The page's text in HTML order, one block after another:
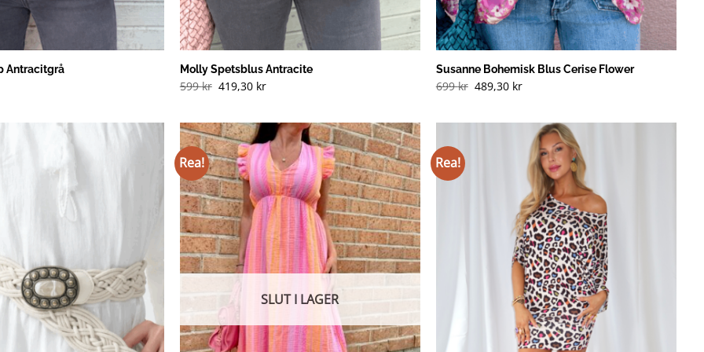
Antracitgrå Molly Spetsblus Antracite
599kr 419,30 kr
Susanne Bohemisk Blus Cerise Flower
699kr 489,30 kr
Rea!
SLUT I LAGER
Rea!